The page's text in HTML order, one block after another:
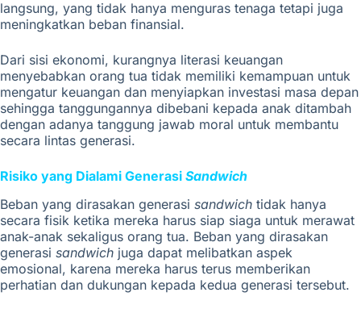
langsung, yang tidak hanya menguras tenaga tetapi juga
meningkatkan beban finansial.
Dari sisi ekonomi, kurangnya literasi keuangan
menyebabkan orang tua tidak memiliki kemampuan untuk
mengatur keuangan dan menyiapkan investasi masa depan
sehingga tanggungannya dibebani kepada anak ditambah
dengan adanya tanggung jawab moral untuk membantu
secara lintas generasi.
Risiko yang Dialami Generasi Sandwich
Beban yang dirasakan generasi sandwich tidak hanya
secara fisik ketika mereka harus siap siaga untuk merawat
anak-anak sekaligus orang tua. Beban yang dirasakan
generasi sandwich juga dapat melibatkan aspek
emosional, karena mereka harus terus memberikan
perhatian dan dukungan kepada kedua generasi tersebut.